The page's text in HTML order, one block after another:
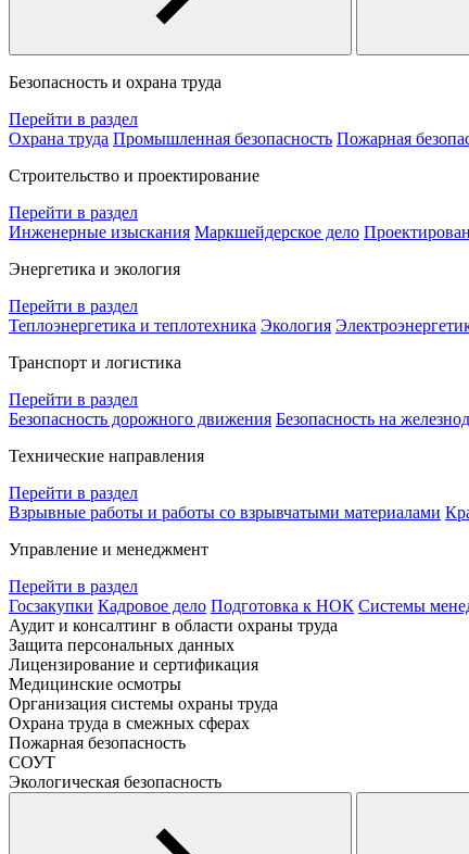
Безопасность и охрана труда
Перейти в раздел
Охрана труда Промышленная безопасность Пожарная
Строительство и проектирование
Перейти в раздел
Инженерные изыскания Маркшейдерское дело
Энергетика и экология
Перейти в раздел
Теплоэнергетика и теплотехника Экология
Транспорт и логистика
Перейти в раздел
Безопасность дорожного движения Безопасность на
Технические направления
Перейти в раздел
Взрывные работы и работы со взрывчатыми материалами
Управление и менеджмент
Перейти в раздел
Госзакупки Кадровое дело Подготовка к НОК Системы
Аудит и консалтинг в области охраны труда
Защита персональных данных
Лицензирование и сертификация
Медицинские осмотры
Организация системы охраны труда
Охрана труда в смежных сферах
Пожарная безопасность
СОУТ
Экологическая безопасность